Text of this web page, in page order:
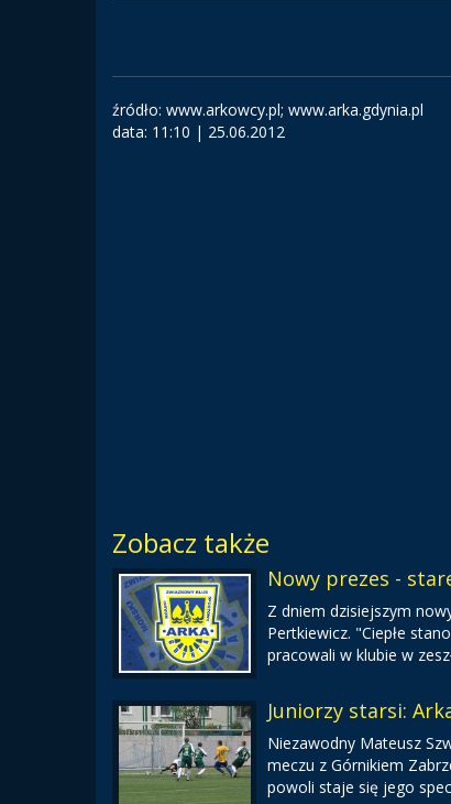
źródło: www.arkowcy.pl; www.arka.gdynia.pl
data: 11:10 | 25.06.2012
Zobacz także
Nowy prezes -
Z dniem dzisiejszym
Pertkiewicz. "Ciepłe
pracowali w klubie w
Juniorzy starsi:
Niezawodny Mateusz
meczu z Górnikiem
powoli staje się jego